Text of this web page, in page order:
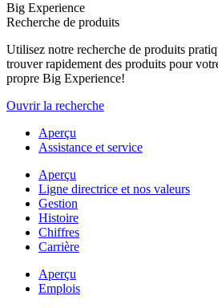
Big Experience
Recherche de produits
Utilisez notre recherche de produits
trouver rapidement des produits pour
propre Big Experience!
Ouvrir la recherche
Aperçu
Assistance et service
Aperçu
Ligne directrice et nos valeurs
Gestion
Histoire
Chiffres
Carrière
Aperçu
Emplois